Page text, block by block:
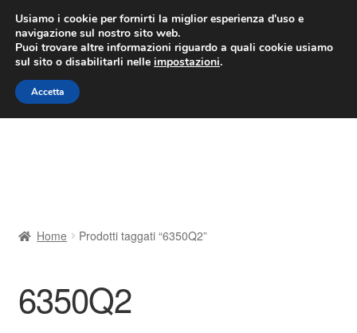
CONSEGNA da 7 EUR
Lun-Ven 9:00 - 16:00/800 580 290
Vai
alla
navigazione
Vai
al
contenuto
Contatto
Home Prodotti taggati “6350Q2”
6350Q2
Usiamo i cookie per fornirti la miglior esperienza d'uso e
navigazione sul nostro sito web.
Puoi trovare altre informazioni riguardo a quali cookie usiamo
sul sito o disabilitarli nelle impostazioni.
Accetta